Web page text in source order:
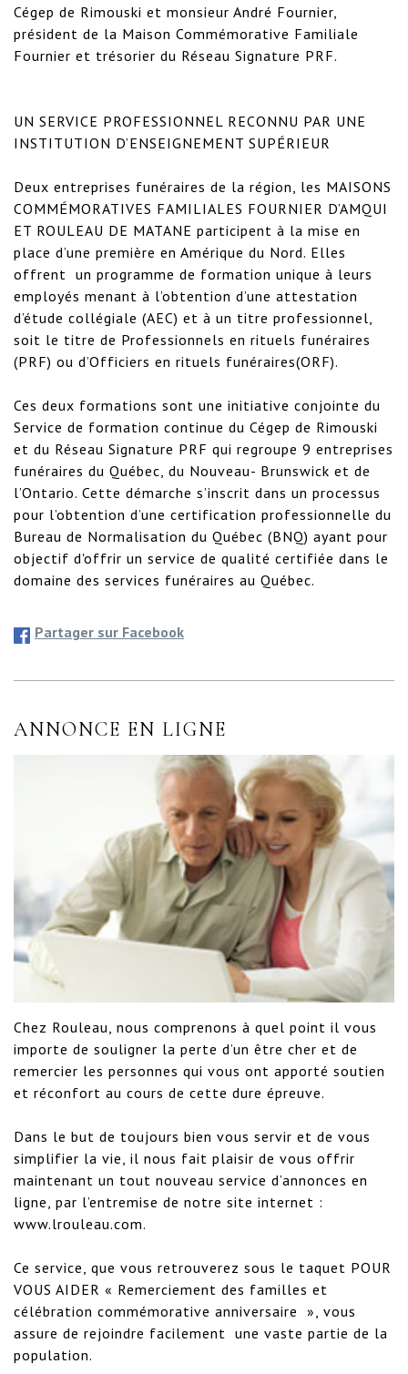
Cégep de Rimouski et monsieur André Fournier,
président de la Maison Commémorative Familiale
Fournier et trésorier du Réseau Signature PRF.
UN SERVICE PROFESSIONNEL RECONNU PAR UNE
INSTITUTION D’ENSEIGNEMENT SUPÉRIEUR
Deux entreprises funéraires de la région, les MAISONS
COMMÉMORATIVES FAMILIALES FOURNIER D’AMQUI
ET ROULEAU DE MATANE participent à la mise en
place d’une première en Amérique du Nord. Elles
offrent  un programme de formation unique à leurs
employés menant à l’obtention d’une attestation
d’étude collégiale (AEC) et à un titre professionnel,
soit le titre de Professionnels en rituels funéraires
(PRF) ou d’Officiers en rituels funéraires(ORF).
Ces deux formations sont une initiative conjointe du
Service de formation continue du Cégep de Rimouski
et du Réseau Signature PRF qui regroupe 9 entreprises
funéraires du Québec, du Nouveau- Brunswick et de
l’Ontario. Cette démarche s’inscrit dans un processus
pour l’obtention d’une certification professionnelle du
Bureau de Normalisation du Québec (BNQ) ayant pour
objectif d'offrir un service de qualité certifiée dans le
domaine des services funéraires au Québec.
Partager sur Facebook
ANNONCE EN LIGNE
Chez Rouleau, nous comprenons à quel point il vous
importe de souligner la perte d’un être cher et de
remercier les personnes qui vous ont apporté soutien
et réconfort au cours de cette dure épreuve.
Dans le but de toujours bien vous servir et de vous
simplifier la vie, il nous fait plaisir de vous offrir
maintenant un tout nouveau service d’annonces en
ligne, par l’entremise de notre site internet :
www.lrouleau.com.
Ce service, que vous retrouverez sous le taquet POUR
VOUS AIDER « Remerciement des familles et
célébration commémorative anniversaire  », vous
assure de rejoindre facilement  une vaste partie de la
population.